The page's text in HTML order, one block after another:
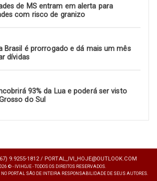
de MS entram em alerta para
com risco de granizo
Brasil é prorrogado e dá mais um mês
dívidas
93% da Lua e poderá ser visto
do Sul
9.9255-1812 / PORTAL_IVI_HOJE@OUTLOOK.COM
© - IVIHOJE - TODOS OS DIREITOS RESERVADOS.
PORTAL SÃO DE INTEIRA RESPONSABILIDADE DE SEUS AUTORES.